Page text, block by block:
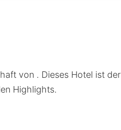
von . Dieses Hotel ist der
Highlights.